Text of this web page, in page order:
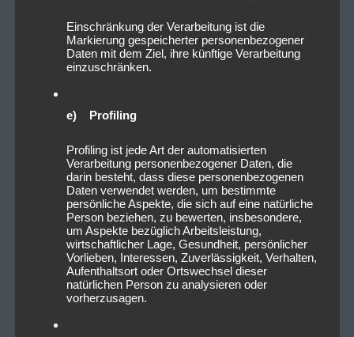
Einschränkung der Verarbeitung ist die
Markierung gespeicherter personenbezogener
Daten mit dem Ziel, ihre künftige Verarbeitung
einzuschränken.
e) Profiling
Profiling ist jede Art der automatisierten
Verarbeitung personenbezogener Daten, die
darin besteht, dass diese personenbezogenen
Daten verwendet werden, um bestimmte
persönliche Aspekte, die sich auf eine natürliche
Person beziehen, zu bewerten, insbesondere,
um Aspekte bezüglich Arbeitsleistung,
wirtschaftlicher Lage, Gesundheit, persönlicher
Vorlieben, Interessen, Zuverlässigkeit, Verhalten,
Aufenthaltsort oder Ortswechsel dieser
natürlichen Person zu analysieren oder
vorherzusagen.